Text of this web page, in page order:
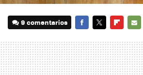
9 comentarios
MAIL